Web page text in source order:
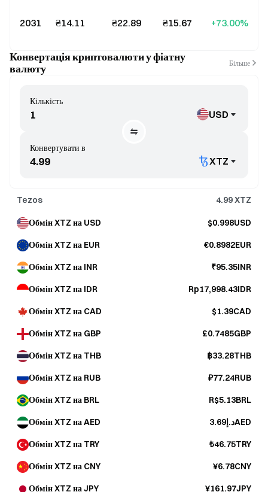
2031 ₴14.11 ₴22.89 ₴15.67 +73.00%
Конвертація криптовалюти у фіатну
валюту
Більше
Конвертувати в
XTZ
Кількість
USD
Tezos 4.99XTZ
Обмін XTZ на USD $0.998USD
Обмін XTZ на EUR €0.8982EUR
Обмін XTZ на INR ₹95.35INR
Обмін XTZ на IDR Rp17,998.43IDR
Обмін XTZ на CAD $1.39CAD
Обмін XTZ на GBP £0.7485GBP
Обмін XTZ на THB ฿33.28THB
Обмін XTZ на RUB ₽77.24RUB
Обмін XTZ на BRL R$5.13BRL
Обмін XTZ на AED د.إ3.69AED
Обмін XTZ на TRY ₺46.75TRY
Обмін XTZ на CNY ¥6.78CNY
Обмін XTZ на JPY ¥161.97JPY